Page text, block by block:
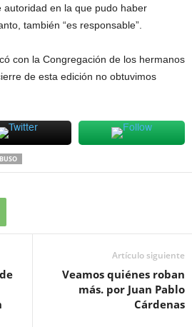
autoridad en la que pudo haber
también “es responsable”.
con la Congregación de los hermanos
de esta edición no obtuvimos
Artículo siguiente
Veamos quiénes roban
más. por Juan Pablo
Cárdenas